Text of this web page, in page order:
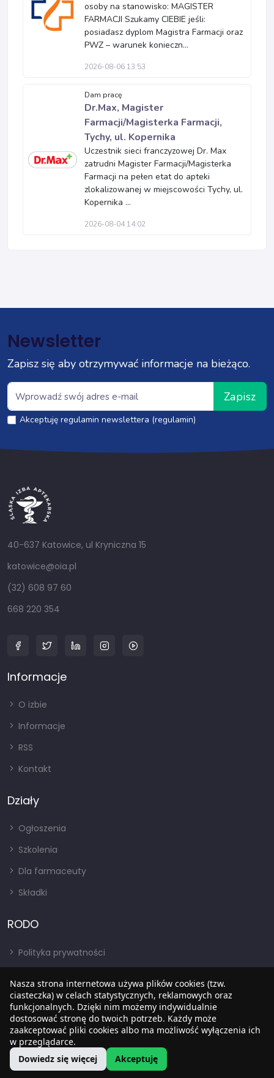
osoby na stanowisko: MAGISTER
FARMACJI Szukamy CIEBIE jeśli:
posiadasz dyplom Magistra Farmacji oraz
PWZ – warunek konieczn...
2026-08-06 13:53
Dam pracę
Dr.Max, Magister
Farmacji/Magisterka Farmacji,
Tychy, ul. Kopernika
Uczestnik sieci franczyzowej Dr. Max
zatrudni Magister Farmacji/Magisterka
Farmacji na pełen etat do apteki
zlokalizowanej w miejscowości Tychy, ul.
Kopernika ...
2026-08-04 14:02
Newsletter
Zapisz się aby otrzymywać informacje na bieżąco.
Zapisz
Akceptuję regulamin newslettera (regulamin)
40-637 Katowice, ul Kryniczna 15
katowice@oia.pl
(32) 608 97 60
668 220 354
Informacje
O izbie
Informacje
RSS
Kontakt
Działy
Ogłoszenia
Szkolenia
Dla farmaceuty
Składki
RODO
Polityka prywatności
RODO
BIP
Copyright © 2022 SIA. Wszystkie prawa zastrzezone.
Nasza strona internetowa używa plików cookies (tzw.
ciasteczka) w celach statystycznych, reklamowych oraz
funkcjonalnych. Dzięki nim możemy indywidualnie
dostosować stronę do twoich potrzeb. Każdy może
zaakceptować pliki cookies albo ma możliwość wyłączenia ich
w przeglądarce.
Dowiedz się więcej
Akceptuję